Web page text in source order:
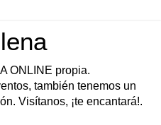
ONLINE propia.
también tenemos un
Visítanos, ¡te encantará!.